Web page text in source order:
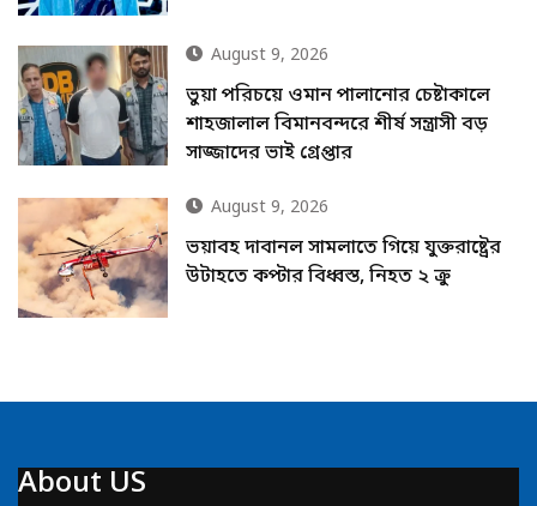
August 9, 2026
ভুয়া পরিচয়ে ওমান পালানোর চেষ্টাকালে
শাহজালাল বিমানবন্দরে শীর্ষ সন্ত্রাসী বড়
সাজ্জাদের ভাই গ্রেপ্তার
August 9, 2026
ভয়াবহ দাবানল সামলাতে গিয়ে যুক্তরাষ্ট্রের
উটাহতে কপ্টার বিধ্বস্ত, নিহত ২ ক্রু
About US